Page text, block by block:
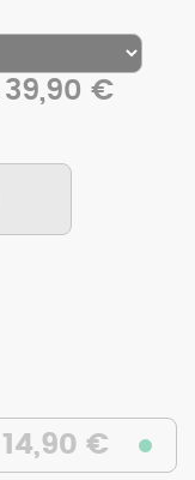
39,90 €
14,90 €